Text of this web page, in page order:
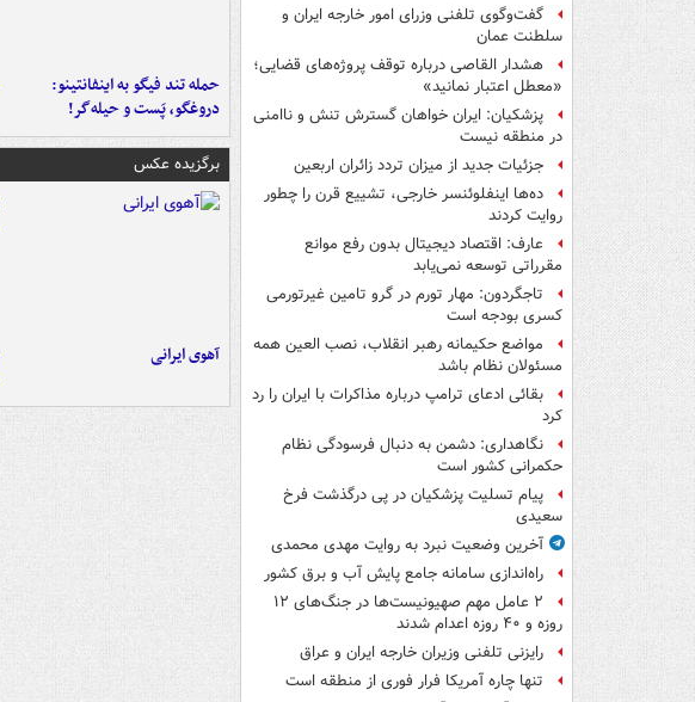
گفت‌وگوی تلفنی وزرای امور خارجه ایران و
سلطنت عمان
هشدار القاصی درباره توقف پروژه‌های قضایی؛
«معطل اعتبار نمانید»
پزشکیان: ایران خواهان گسترش تنش و ناامنی
در منطقه نیست
جزئیات جدید از میزان تردد زائران اربعین
ده‌ها اینفلوئنسر خارجی، تشییع قرن را چطور
روایت کردند
عارف: اقتصاد دیجیتال بدون رفع موانع
مقرراتی توسعه نمی‌یابد
تاجگردون: مهار تورم در گرو تامین غیرتورمی
کسری بودجه است
مواضع حکیمانه رهبر انقلاب، نصب العین همه
مسئولان نظام باشد
بقائی ادعای ترامپ درباره مذاکرات با ایران را رد
کرد
نگاهداری: دشمن به دنبال فرسودگی نظام
حکمرانی کشور است
پیام تسلیت پزشکیان در پی درگذشت فرخ
سعیدی
آخرین وضعیت نبرد به روایت مهدی محمدی
راه‌اندازی سامانه جامع پایش آب و برق کشور
۲ عامل مهم صهیونیست‌ها در جنگ‌های ۱۲
روزه و ۴۰ روزه اعدام شدند
رایزنی تلفنی وزیران خارجه ایران و عراق
تنها چاره آمریکا فرار فوری از منطقه است
حمله تند فیگو به اینفانتینو:
دروغگو، پَست‌ و حیله‌گر!
برگزیده عکس
آهوی ایرانی